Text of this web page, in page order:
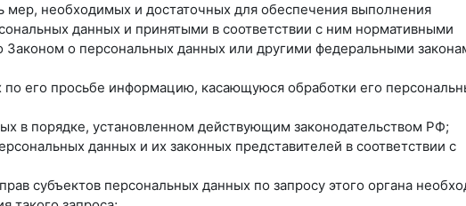
мер, необходимых и достаточных для обеспечения выполнения
данных и принятыми в соответствии с ним нормативными
о персональных данных или другими федеральными
по его просьбе информацию, касающуюся обработки его
в порядке, установленном действующим законодательством РФ;
данных и их законных представителей в соответствии с
субъектов персональных данных по запросу этого органа